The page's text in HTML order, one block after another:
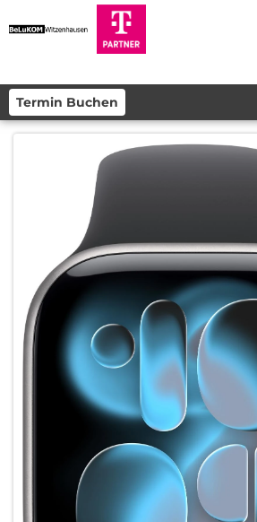
Termin Buchen